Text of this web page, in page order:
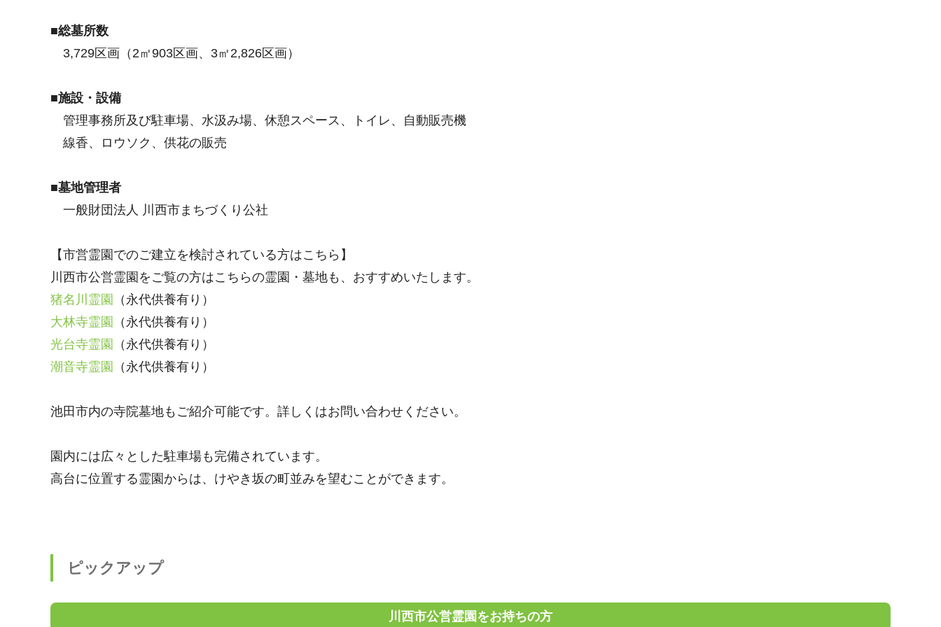
■総墓所数
3,729区画（2㎡903区画、3㎡2,826区画）
■施設・設備
管理事務所及び駐車場、水汲み場、休憩スペース、トイレ、自動販売機
線香、ロウソク、供花の販売
■墓地管理者
一般財団法人 川西市まちづくり公社
【市営霊園でのご建立を検討されている方はこちら】
川西市公営霊園をご覧の方はこちらの霊園・墓地も、おすすめいたします。
猪名川霊園 （永代供養有り）
大林寺霊園 （永代供養有り）
光台寺霊園 （永代供養有り）
潮音寺霊園 （永代供養有り）
池田市内の寺院墓地もご紹介可能です。詳しくはお問い合わせください。
園内には広々とした駐車場も完備されています。
高台に位置する霊園からは、けやき坂の町並みを望むことができます。
ピックアップ
川西市公営霊園をお持ちの方